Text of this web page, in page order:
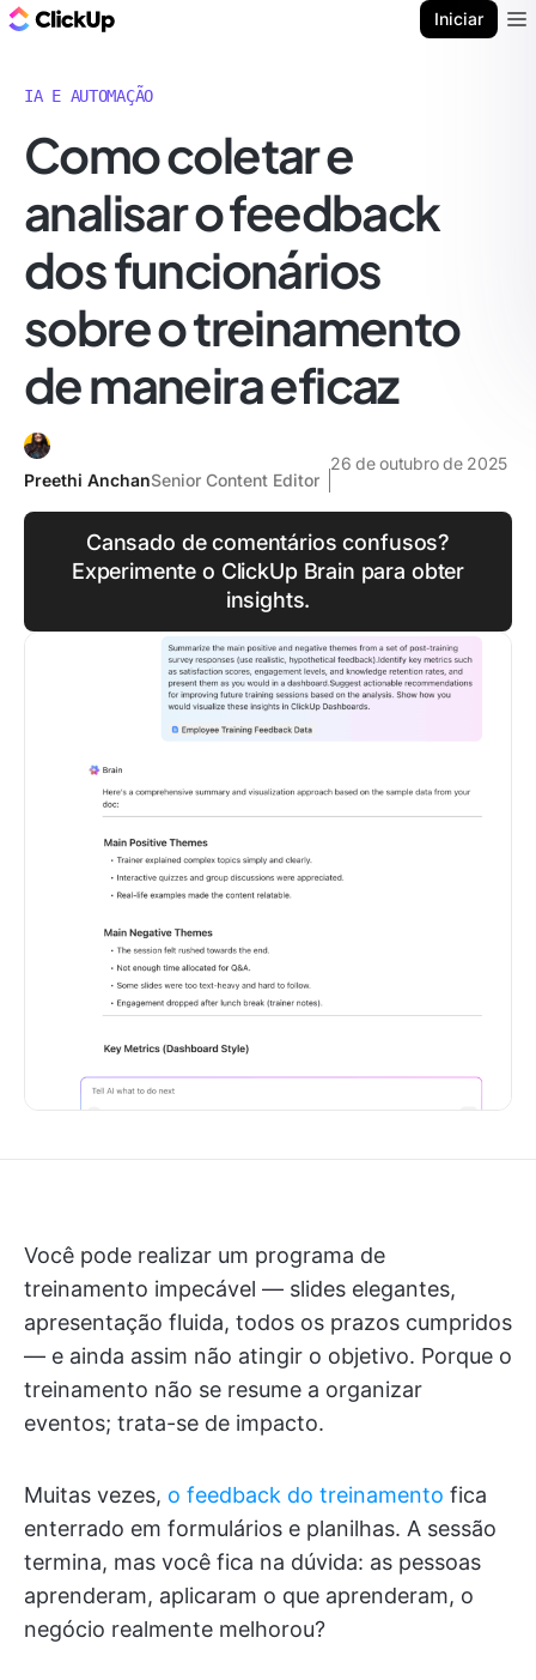
Iniciar
IA E AUTOMAÇÃO
Como coletar e
analisar o feedback
dos funcionários
sobre o treinamento
de maneira eficaz
Preethi AnchanSenior Content Editor
26 de outubro de 2025
Cansado de comentários confusos?
Experimente o ClickUp Brain para obter
insights.
Você pode realizar um programa de
treinamento impecável — slides elegantes,
apresentação fluida, todos os prazos cumpridos
— e ainda assim não atingir o objetivo. Porque o
treinamento não se resume a organizar
eventos; trata-se de impacto.
Muitas vezes, o feedback do treinamento fica
enterrado em formulários e planilhas. A sessão
termina, mas você fica na dúvida: as pessoas
aprenderam, aplicaram o que aprenderam, o
negócio realmente melhorou?